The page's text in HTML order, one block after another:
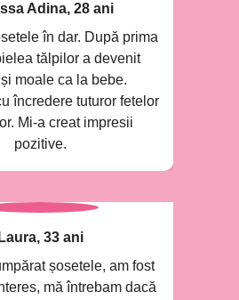
Adina, 28 ani
în dar. După prima
tălpilor a devenit
moale ca la bebe.
încredere tuturor fetelor
Mi-a creat impresii
pozitive.
Laura, 33 ani
șosetele, am fost
mă întrebam dacă